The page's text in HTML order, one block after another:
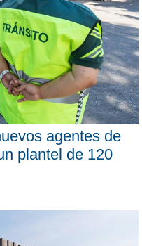
agentes de
plantel de 120